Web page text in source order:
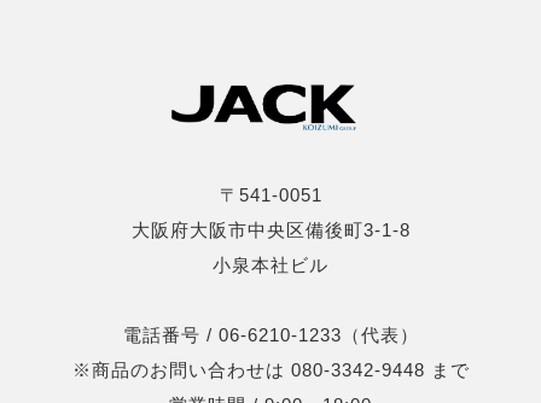
〒541-0051
大阪府大阪市中央区備後町3-1-8
小泉本社ビル
電話番号 / 06-6210-1233（代表）
※商品のお問い合わせは 080-3342-9448 まで